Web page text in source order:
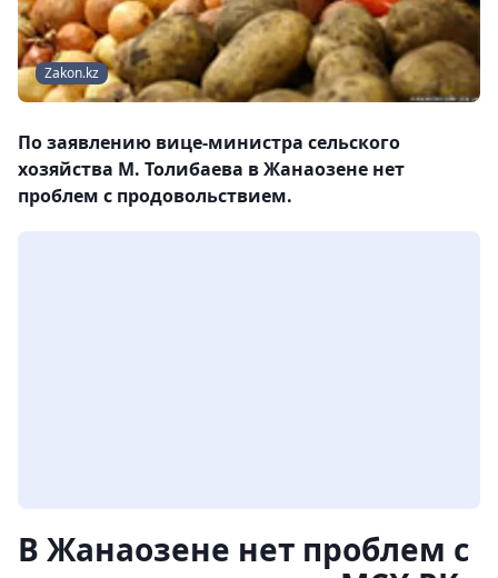
Zakon.kz
По заявлению вице-министра сельского
хозяйства М. Толибаева в Жанаозене нет
проблем с продовольствием.
В Жанаозене нет проблем с